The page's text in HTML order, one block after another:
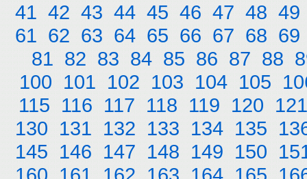
41 42 43 44 45 46 47 48 49
61 62 63 64 65 66 67 68 69
81 82 83 84 85 86 87 88
100 101 102 103 104 105
115 116 117 118 119 120 121
130 131 132 133 134 135
145 146 147 148 149 150
160 161 162 163 164 165